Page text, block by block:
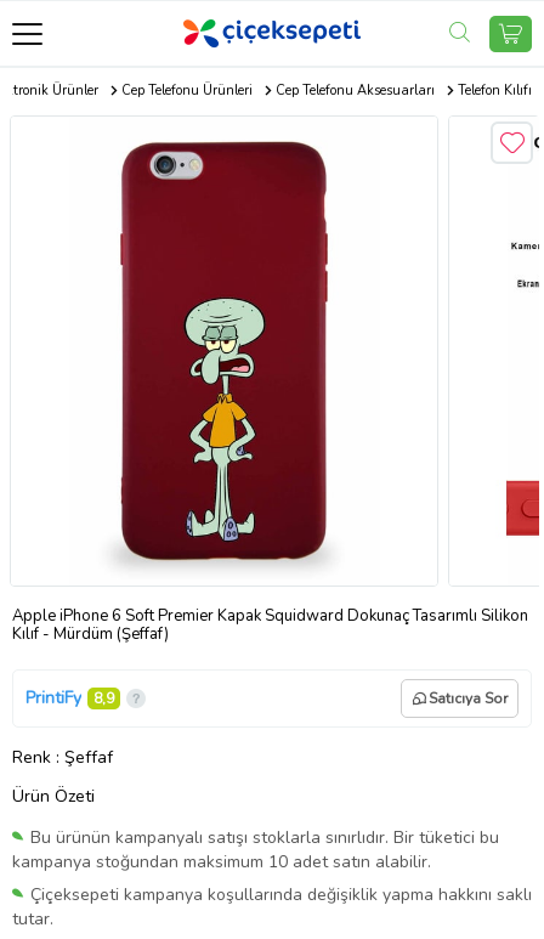
Ürünler Cep Telefonu Ürünleri Cep Telefonu Aksesuarları Telefon Kılıfı
Apple iPhone 6 Soft Premier Kapak Squidward Dokunaç Tasarımlı Silikon
Kılıf - Mürdüm (Şeffaf)
PrintiFy 8,9 Satıcıya Sor
Renk : Şeffaf
Ürün Özeti
Bu ürünün kampanyalı satışı stoklarla sınırlıdır. Bir tüketici bu
kampanya stoğundan maksimum 10 adet satın alabilir.
Çiçeksepeti kampanya koşullarında değişiklik yapma hakkını saklı
tutar.